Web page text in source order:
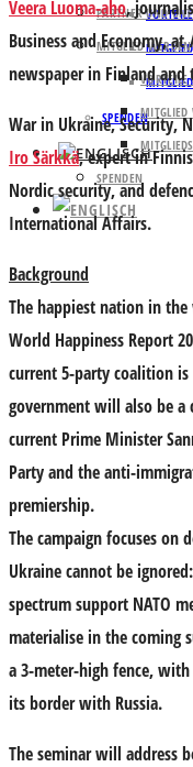
SPENDEN
PARTNER UND
MITGLIED WERDEN
MITGLIED
SPENDEN
Veera Luoma-aho,
Business and Economy, at
newspaper in Finland
War in Ukraine, Security,
Iro Särkkä, expert in
Nordic security, and
International Affairs.
Background
The happiest nation in
World Happiness Report
current 5-party coalition
government will also be a
current Prime Minister
Party and the anti-
premiership.
The campaign focuses on
Ukraine cannot be
spectrum support NATO
materialise in the coming
a 3-meter-high fence,
its border with Russia.
The seminar will address